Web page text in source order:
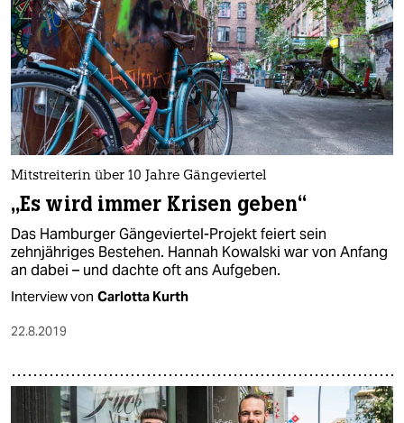
Mitstreiterin über 10 Jahre Gängeviertel
„Es wird immer Krisen geben“
Das Hamburger Gängeviertel-Projekt feiert sein
zehnjähriges Bestehen. Hannah Kowalski war von Anfang
an dabei – und dachte oft ans Aufgeben.
Interview von Carlotta Kurth
22.8.2019